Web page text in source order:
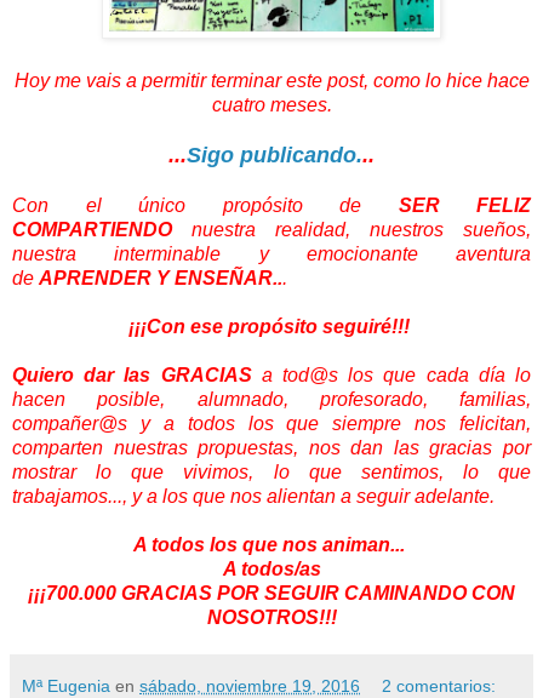
Hoy me vais a permitir terminar este post, como lo hice hace
cuatro meses.
...Sigo publicando...
Con el único propósito de SER FELIZ
COMPARTIENDOnuestra realidad, nuestros sueños,
nuestra interminable y emocionante aventura
de APRENDER Y ENSEÑAR...
¡¡¡Con ese propósito seguiré!!!
Quiero dar las GRACIAS a tod@s los que cada día lo
hacen posible, alumnado, profesorado, familias,
compañer@s y a todos los que siempre nos felicitan,
comparten nuestras propuestas, nos dan las gracias por
mostrar lo que vivimos, lo que sentimos, lo que
trabajamos..., y a los que nos alientan a seguir adelante.
A todos los que nos animan...
A todos/as
¡¡¡700.000 GRACIAS POR SEGUIR CAMINANDO CON
NOSOTROS!!!
Mª Eugenia en sábado, noviembre 19, 2016 2 comentarios: